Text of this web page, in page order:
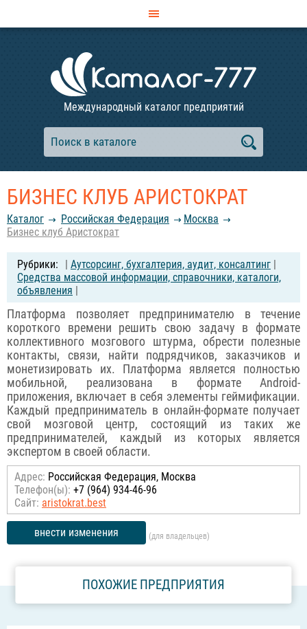
Международный каталог предприятий
БИЗНЕС КЛУБ АРИСТОКРАТ
Каталог Российcкая Федерация
Москва
Бизнес клуб Аристократ
| Аутсорсинг, бухгалтерия, аудит, консалтинг |
Средства массовой информации, справочники, каталоги,
объявления |
Платформа позволяет предпринимателю в течение
короткого времени решить свою задачу в формате
коллективного мозгового штурма, обрести полезные
контакты, связи, найти подрядчиков, заказчиков и
монетизировать их. Платформа является полностью
мобильной, реализована в формате Android-
приложения, включает в себя элементы геймификации.
Каждый предприниматель в онлайн-формате получает
свой мозговой центр, состоящий из таких же
предпринимателей, каждый из которых является
экспертом в своей области.
Адрес: Российcкая Федерация, Москва
Телефон(ы): +7 (964) 934-46-96
Сайт: aristokrat.best
внести изменения (для владельцев)
ПОХОЖИЕ ПРЕДПРИЯТИЯ